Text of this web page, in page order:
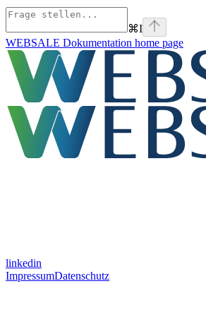
⌘I
WEBSALE Dokumentation home page
linkedin
ImpressumDatenschutz